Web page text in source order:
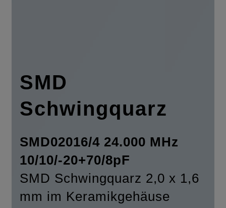
SMD
Schwingquarz
SMD02016/4 24.000 MHz
10/10/-20+70/8pF
SMD Schwingquarz 2,0 x 1,6
mm im Keramikgehäuse